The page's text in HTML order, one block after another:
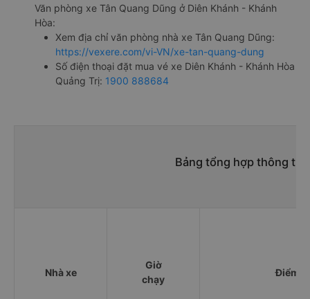
Văn phòng xe Tân Quang Dũng ở Diên Khánh - Khánh
Hòa:
Xem địa chỉ văn phòng nhà xe Tân Quang Dũng:
https://vexere.com/vi-VN/xe-tan-quang-dung
Số điện thoại đặt mua vé xe Diên Khánh - Khánh Hòa
Quảng Trị: 1900 888684
Bảng tổng hợp thông tin
Nhà xe
Giờ
chạy
Điểm đi